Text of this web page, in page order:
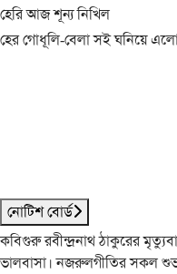
হেরি আজ শূন্য নিখিল
হের গোধূলি-বেলা সই ঘনিয়ে
নোটিশ বোর্ড
কবিগুরু রবীন্দ্রনাথ ঠাকুরের
ভালবাসা। নজরুলগীতির সকল